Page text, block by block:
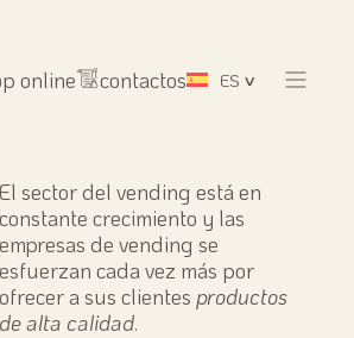
online contactos ES
El sector del vending está en
constante crecimiento y las
empresas de vending se
esfuerzan cada vez más por
ofrecer a sus clientes productos
de alta calidad.